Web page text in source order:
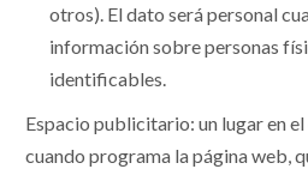
otros). El dato será personal
información sobre personas
identificables.
Espacio publicitario: un lugar en
cuando programa la página web,